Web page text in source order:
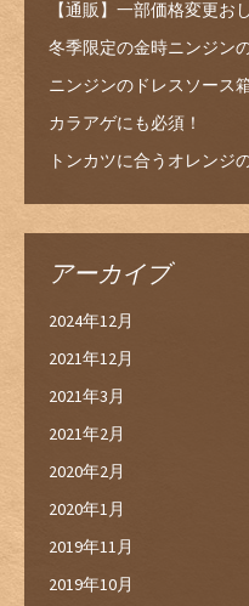
【通販】一部価格変更お
冬季限定の金時ニンジン
ニンジンのドレスソース
カラアゲにも必須！
トンカツに合うオレンジ
アーカイブ
2024年12月
2021年12月
2021年3月
2021年2月
2020年2月
2020年1月
2019年11月
2019年10月